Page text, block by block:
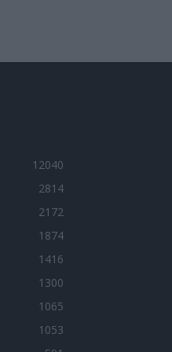
12040
2814
2172
1874
1416
1300
1065
1053